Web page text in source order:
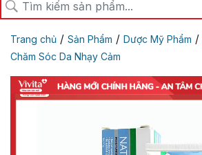
Trang chủ / Sản Phẩm / Dược Mỹ Phẩm /
Chăm Sóc Da Nhạy Cảm